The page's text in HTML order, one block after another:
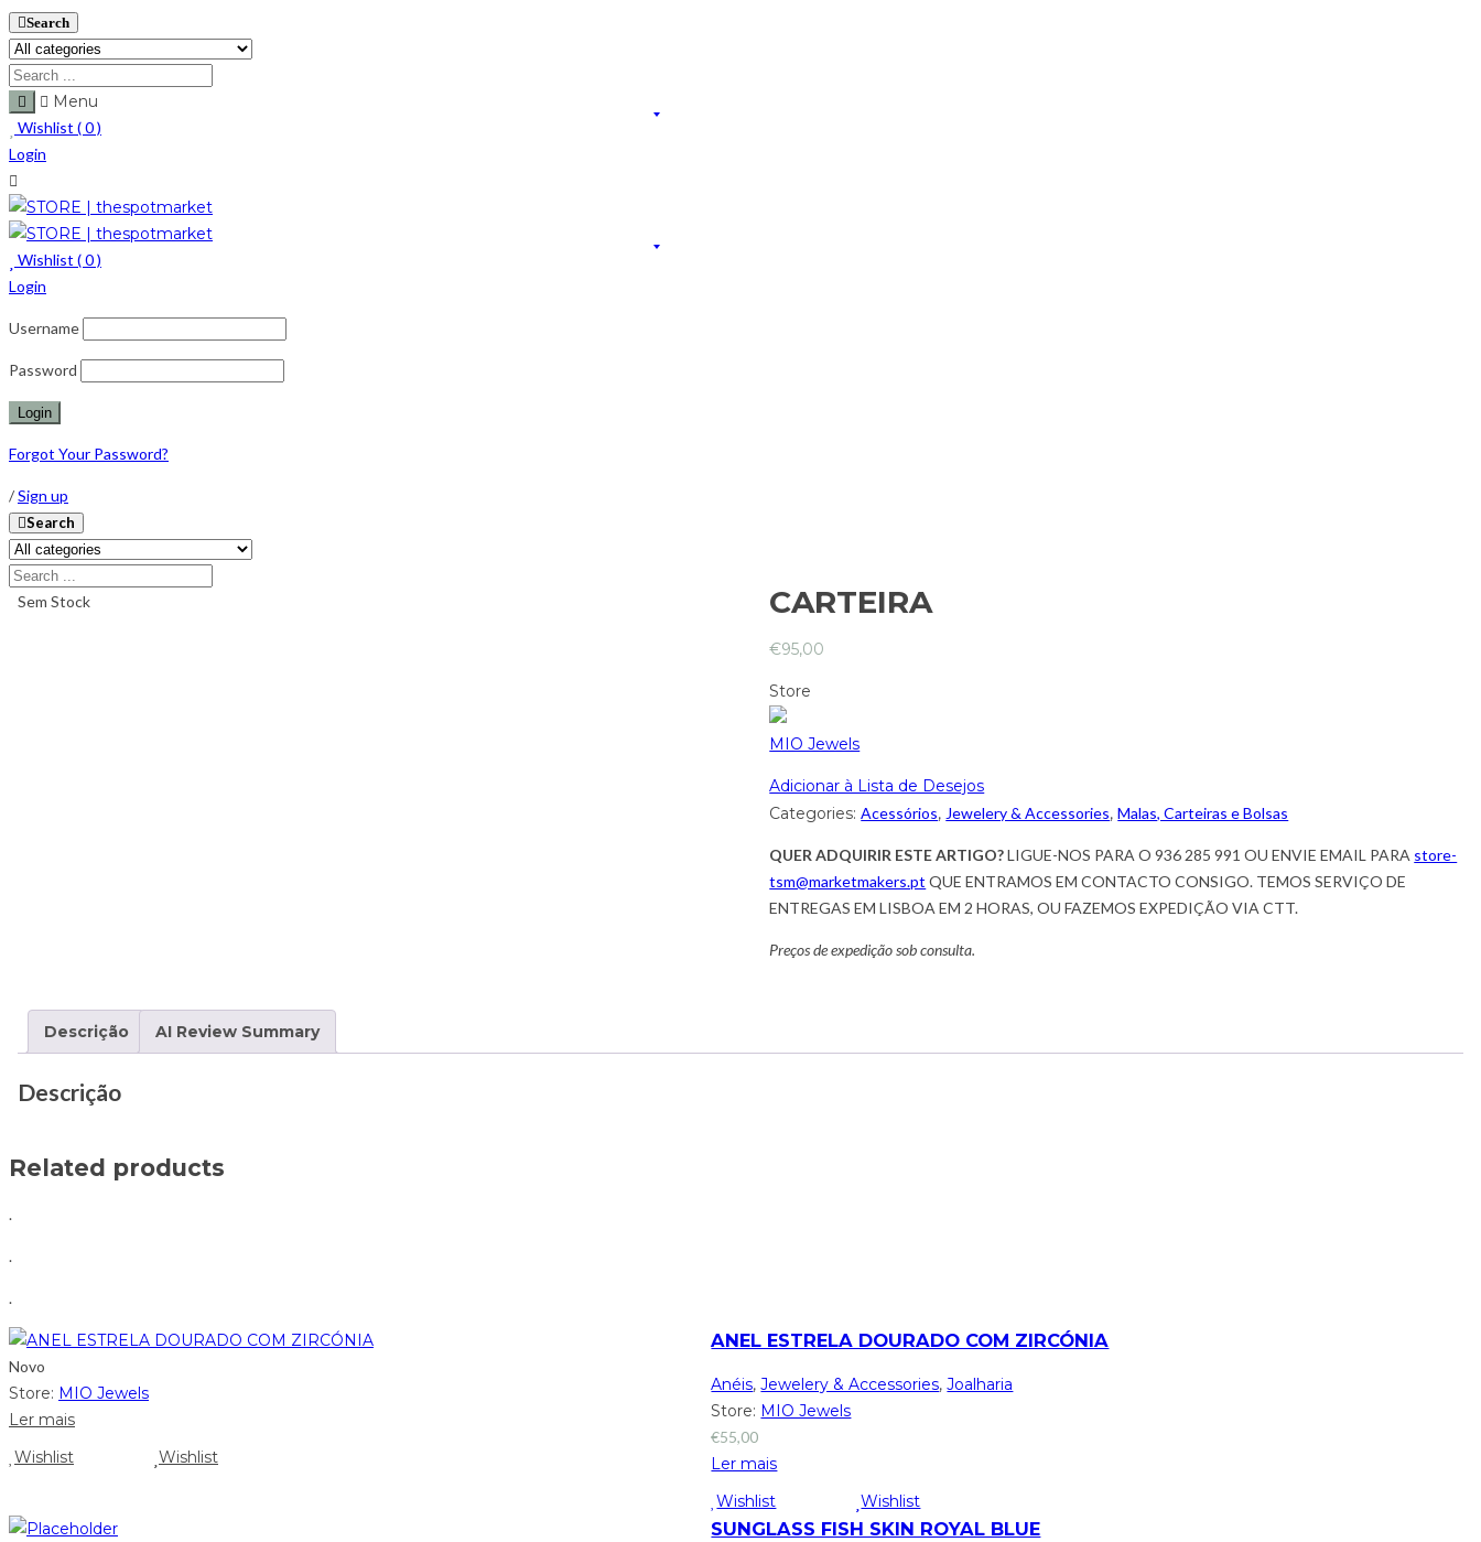
Search
Menu
Wishlist (0)
Login
Wishlist (0)
Login
Username
Password
Forgot Your Password?
/Sign up
Search
Sem Stock CARTEIRA
€95,00
Store
MIO Jewels
Adicionar à Lista de Desejos
Categories:Acessórios,Jewelery & Accessories,Malas, Carteiras e Bolsas
QUER ADQUIRIR ESTE ARTIGO?LIGUE-NOS PARA O 936 285 991 OU ENVIE EMAIL PARA store-
tsm@marketmakers.pt QUE ENTRAMOS EM CONTACTO CONSIGO. TEMOS SERVIÇO DE
ENTREGAS EM LISBOA EM 2 HORAS, OU FAZEMOS EXPEDIÇÃO VIA CTT.
Preços de expedição sob consulta.
Descrição AI Review Summary
Descrição
Related products
.
.
.
Novo
Store: MIO Jewels
Ler mais
Wishlist
Wishlist
ANEL ESTRELA DOURADO COM ZIRCÓNIA
Anéis,Jewelery & Accessories,Joalharia
Store: MIO Jewels
€55,00
Ler mais
Wishlist
Wishlist
SUNGLASS FISH SKIN ROYAL BLUE